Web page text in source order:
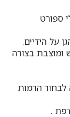
ספורט
על הידיים.
ומוצבת בצורה
לבחור הרמות
.